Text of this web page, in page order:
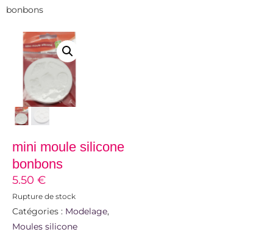
bonbons
mini moule silicone
bonbons
5.50 €
Rupture de stock
Catégories : Modelage,
Moules silicone